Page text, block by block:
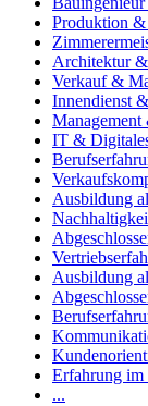
Produktion
Architektur
Verkauf &
Innendienst
IT &
Ausbildung
Ausbildung
Erfahrung im
...